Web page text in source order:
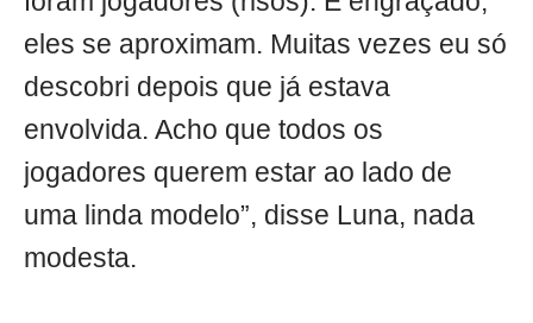
eles se aproximam. Muitas vezes eu só
descobri depois que já estava
envolvida. Acho que todos os
jogadores querem estar ao lado de
uma linda modelo”, disse Luna, nada
modesta.